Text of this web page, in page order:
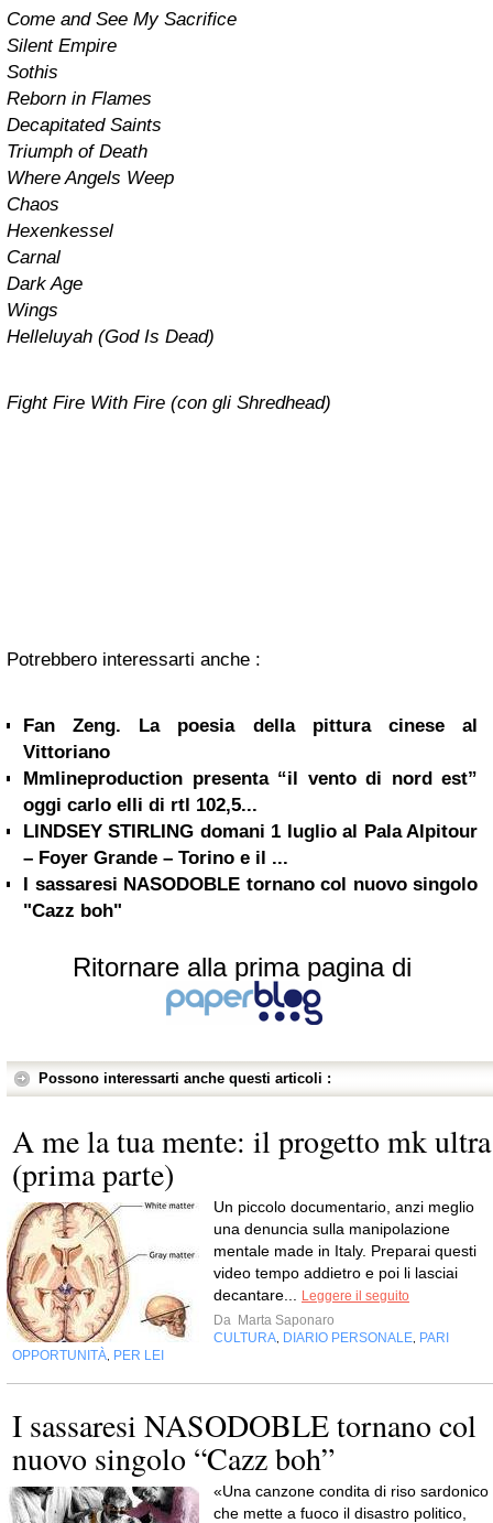
Come and See My Sacrifice
Silent Empire
Sothis
Reborn in Flames
Decapitated Saints
Triumph of Death
Where Angels Weep
Chaos
Hexenkessel
Carnal
Dark Age
Wings
Helleluyah (God Is Dead)
Fight Fire With Fire (con gli Shredhead)
Potrebbero interessarti anche :
Fan Zeng. La poesia della pittura cinese al
Vittoriano
Mmlineproduction presenta “il vento di nord est”
oggi carlo elli di rtl 102,5...
LINDSEY STIRLING domani 1 luglio al Pala Alpitour
– Foyer Grande – Torino e il ...
I sassaresi NASODOBLE tornano col nuovo singolo
"Cazz boh"
Ritornare alla prima pagina di
Possono interessarti anche questi articoli :
A me la tua mente: il progetto mk ultra
(prima parte)
Un piccolo documentario, anzi meglio
una denuncia sulla manipolazione
mentale made in Italy. Preparai questi
video tempo addietro e poi li lasciai
decantare...
Leggere il seguito
Da Marta Saponaro
CULTURA DIARIO PERSONALE PARI
OPPORTUNITÀ PER LEI
I sassaresi NASODOBLE tornano col
nuovo singolo “Cazz boh”
«Una canzone condita di riso sardonico
che mette a fuoco il disastro politico,